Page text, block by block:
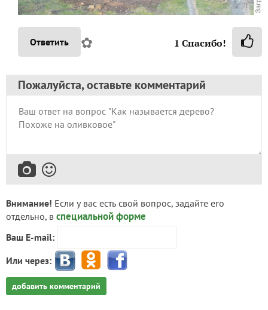
Ответить ✿ 1 Спасибо!
Пожалуйста, оставьте комментарий
Внимание! Если у вас есть свой вопрос, задайте его
отдельно, в специальной форме
Ваш E-mail:
Или через:
добавить комментарий